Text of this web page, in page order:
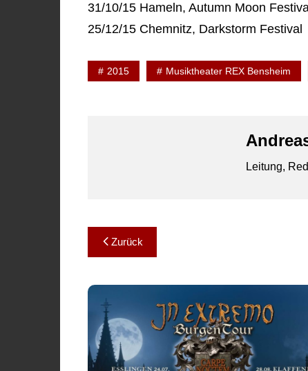
31/10/15 Hameln, Autumn Moon
25/12/15 Chemnitz, Darkstorm Festival
2015 Musiktheater REX Bensheim
Leitung,
Beitragsnavigation
Zurück